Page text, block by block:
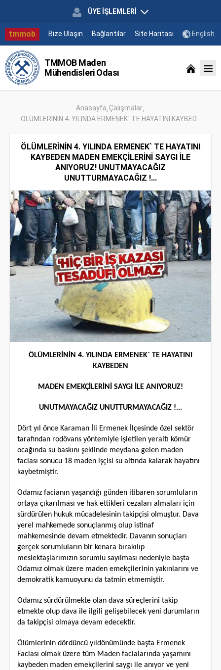
ÜYE İŞLEMLERİ
tmmob Bize Ulaşın Bağlantılar Site Haritası English
TMMOB Maden
Mühendisleri Odası
Anasayfa Çalışmalar
ÖLÜMLERİNİN 4. YILINDA ERMENEK` TE HAYATINI KAYBED...
ÖLÜMLERİNİN 4. YILINDA ERMENEK` TE HAYATINI
KAYBEDEN MADEN EMEKÇİLERİNİ SAYGI İLE
ANIYORUZ! UNUTMAYACAĞIZ
UNUTTURMAYACAĞIZ !...
ÖLÜMLERİNİN 4. YILINDA ERMENEK` TE HAYATINI
KAYBEDEN
MADEN EMEKÇİLERİNİ SAYGI İLE ANIYORUZ!
UNUTMAYACAĞIZ UNUTTURMAYACAĞIZ !...
Dört yıl önce Karaman İli Ermenek İlçesinde özel sektör
tarafından rodövans yöntemiyle işletilen yeraltı kömür
ocağında su baskını şeklinde meydana gelen maden
faciası sonucu 18 maden işçisi su altında kalarak hayatını
kaybetmiştir.
Odamız facianın yaşandığı günden itibaren sorumluların
ortaya çıkarılması ve hak ettikleri cezaları almaları için
sürdürülen hukuk mücadelesinin takipçisi olmuştur. Dava
yerel mahkemede sonuçlanmış olup istinaf
mahkemesinde devam etmektedir. Davanın sonuçları
gerçek sorumluların bir kenara bırakılıp
meslektaşlarımızın sorumlu sayılması nedeniyle başta
Odamız olmak üzere maden emekçilerinin yakınlarını ve
demokratik kamuoyunu da tatmin etmemiştir.
Odamız sürdürülmekte olan dava süreçlerini takip
etmekte olup dava ile ilgili gelişebilecek yeni durumların
da takipçisi olmaya devam edecektir.
Ölümlerinin dördüncü yıldönümünde başta Ermenek
Faciası olmak üzere tüm Maden facialarında yaşamını
kaybeden maden emekçilerini saygı ile anıyor ve yeni